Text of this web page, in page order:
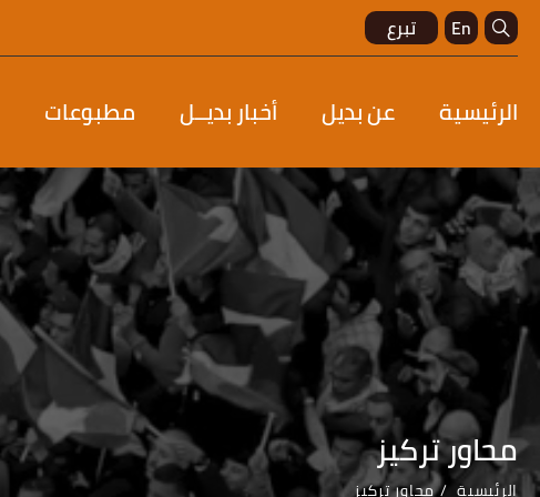
En تبرع
الرئيسية عن بديل أخبار بديــل مطبوعات
محاور تركيز
الرئيسية محاور تركيز